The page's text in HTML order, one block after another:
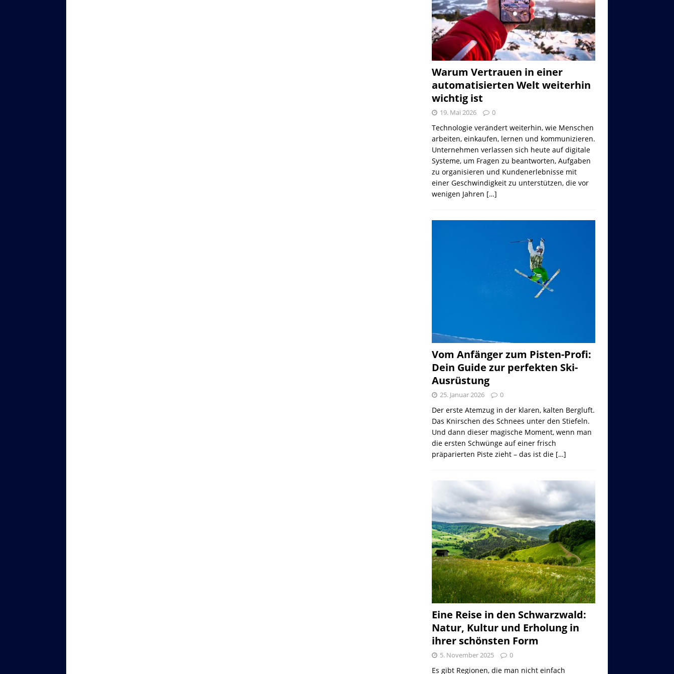
Warum Vertrauen in einer
automatisierten Welt weiterhin
wichtig ist
19. Mai 2026 0
Technologie verändert weiterhin, wie Menschen
arbeiten, einkaufen, lernen und kommunizieren.
Unternehmen verlassen sich heute auf digitale
Systeme, um Fragen zu beantworten, Aufgaben
zu organisieren und Kundenerlebnisse mit
einer Geschwindigkeit zu unterstützen, die vor
wenigen Jahren […]
Vom Anfänger zum Pisten-Profi:
Dein Guide zur perfekten Ski-
Ausrüstung
25. Januar 2026 0
Der erste Atemzug in der klaren, kalten Bergluft.
Das Knirschen des Schnees unter den Stiefeln.
Und dann dieser magische Moment, wenn man
die ersten Schwünge auf einer frisch
präparierten Piste zieht – das ist die […]
Eine Reise in den Schwarzwald:
Natur, Kultur und Erholung in
ihrer schönsten Form
5. November 2025 0
Es gibt Regionen, die man nicht einfach